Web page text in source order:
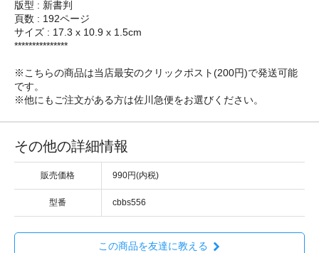
版型 : 新書判
頁数 : 192ページ
サイズ : 17.3 x 10.9 x 1.5cm
***************
※こちらの商品は当店最安のクリックポスト(200円)で発送可能
です。
※他にもご注文がある方は佐川急便をお選びください。
その他の詳細情報
販売価格 990円(内税)
型番 cbbs556
この商品を友達に教える